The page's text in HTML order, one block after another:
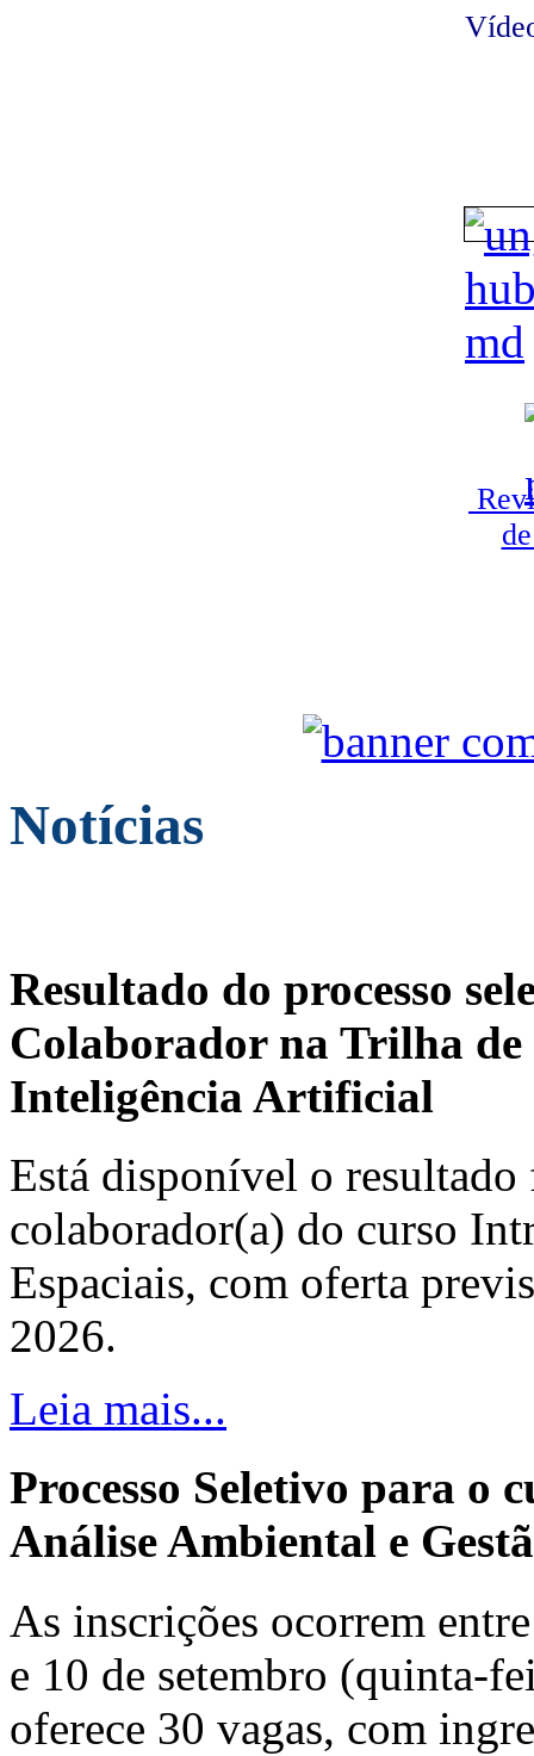
Notícias
Resultado do processo
Colaborador na Trilha de
Inteligência Artificial
Está disponível o resultado
colaborador(a) do curso
Espaciais, com oferta
2026.
Leia mais...
Processo Seletivo para o
Análise Ambiental e
As inscrições ocorrem
e 10 de setembro (quinta-
oferece 30 vagas, com